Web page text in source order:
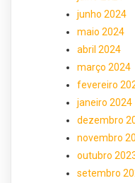
junho 2024
maio 2024
abril 2024
março 2024
fevereiro
janeiro 2024
dezembro
novembro
outubro
setembro